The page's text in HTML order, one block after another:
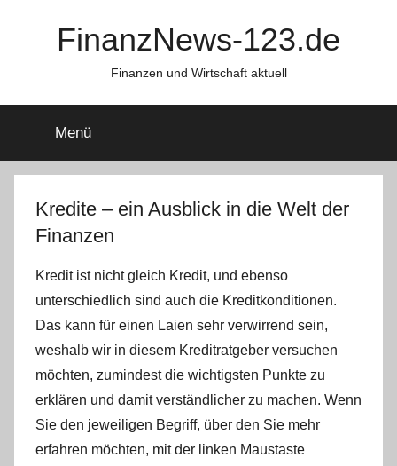
FinanzNews-123.de
Finanzen und Wirtschaft aktuell
Menü
Kredite – ein Ausblick in die Welt der
Finanzen
Kredit ist nicht gleich Kredit, und ebenso
unterschiedlich sind auch die Kreditkonditionen.
Das kann für einen Laien sehr verwirrend sein,
weshalb wir in diesem Kreditratgeber versuchen
möchten, zumindest die wichtigsten Punkte zu
erklären und damit verständlicher zu machen. Wenn
Sie den jeweiligen Begriff, über den Sie mehr
erfahren möchten, mit der linken Maustaste